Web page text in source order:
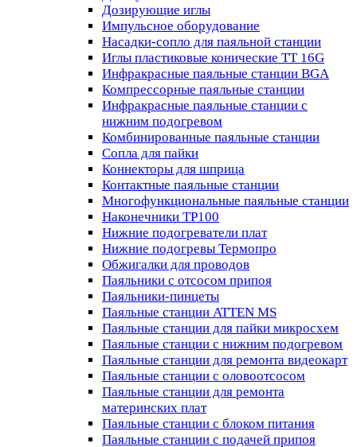
Дозирующие иглы
Импульсное оборудование
Насадки-сопло для паяльной станции
Иглы пластиковые конические TT 16G
Инфракрасные паяльные станции BGA
Компрессорные паяльные станции
Инфракрасные паяльные станции с
нижним подогревом
Комбинированные паяльные станции
Сопла для пайки
Коннекторы для шприца
Контактные паяльные станции
Многофункциональные паяльные станции
Наконечники TP100
Нижние подогреватели плат
Нижние подогревы Термопро
Обжигалки для проводов
Паяльники с отсосом припоя
Паяльники-пинцеты
Паяльные станции ATTEN MS
Паяльные станции для пайки микросхем
Паяльные станции с нижним подогревом
Паяльные станции для ремонта видеокарт
Паяльные станции с оловоотсосом
Паяльные станции для ремонта
материнских плат
Паяльные станции с блоком питания
Паяльные станции с подачей припоя